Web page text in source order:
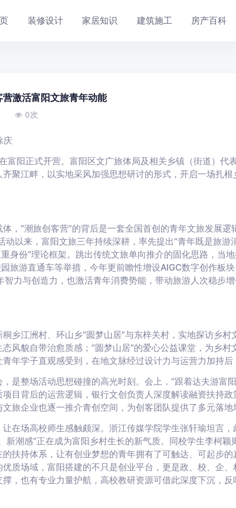
装修设计 家居知识 建筑施工 房产百科
激活富阳文旅青年动能
0次
庆
富阳正式开营。富阳区文广旅体局及相关乡镇（街道）代
聚江畔，以实地采风加强思想研讨的形式，开启一场扎根
，“潮旅创客营”的背后是一套全国首创的青年文旅发展逻
动以来，富阳文旅三年持续深耕，率先提出“青年既是旅游
身份”理论框架。跳出传统文旅单向推介的固化思路，当
旅游直通车等举措，今年更前瞻性增设AIGC数字创作板
智力与创造力，也激活青年消费势能，带动旅游人次稳步
乡江洲村、环山乡“圆梦山居”与东梓关村，实地探访乡村
风貌自带治愈质感；“圆梦山居”的爱心公益课堂，为乡村
年学子直观感受到，在地文脉经过设计力与运营力加持后
是整场活动思想碰撞的高光时刻。会上，“跟着达夫游富
目背后的运营逻辑，银行文创负责人深度解读融资扶持
旅企业也逐一推介青创空间，为创客团队提供了多元落地
在场高校师生感触颇深。浙江传媒学院学生张轩瑜坦言，
新潮感”正在成为富阳乡村生长的新气质。同校学生李柯颖
扶持体系，让有创业梦想的青年拥有了可触达、可起步
质场域，富阳搭建的不只是创业平台，更是政、校、企、
，也有专业力量护航，高校教研资源可借此深度下沉，反